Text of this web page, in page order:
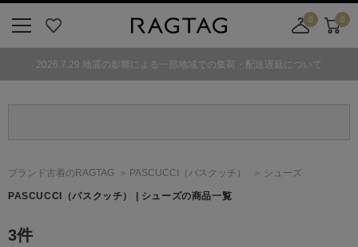
気
0
舗
カ
ト
0
2026.7.29 地震の影響による一部地域での集荷・配送遅延について
ブランド古着のRAGTAG PASCUCCI （パスクッチ） シューズ
PASCUCCI （パスクッチ） | シューズの商品一覧
3件